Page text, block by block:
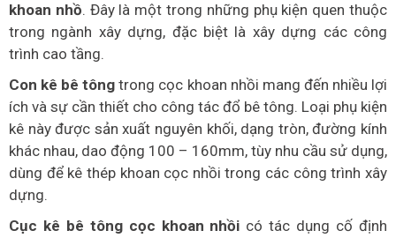
khoan nhồ. Đây là một trong những phụ kiện quen thuộc
trong ngành xây dựng, đặc biệt là xây dựng các công
trình cao tầng.
Con kê bê tông trong cọc khoan nhồi mang đến nhiều lợi
ích và sự cần thiết cho công tác đổ bê tông. Loại phụ kiện
kê này được sản xuất nguyên khối, dạng tròn, đường kính
khác nhau, dao động 100 – 160mm, tùy nhu cầu sử dụng,
dùng để kê thép khoan cọc nhồi trong các công trình xây
dựng.
Cục kê bê tông cọc khoan nhồi có tác dụng cố định